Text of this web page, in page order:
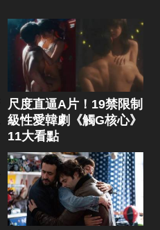
尺度直逼A片！19禁限制
級性愛韓劇《觸G核心》
11大看點